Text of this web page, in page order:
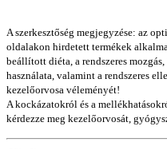
A szerkesztőség megjegyzése: az
oldalakon hirdetett termékek
beállított diéta, a rendszeres
használata, valamint a rendszeres
kezelőorvosa véleményét!
A kockázatokról és a
kérdezze meg kezelőorvosát,